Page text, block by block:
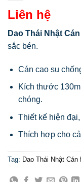
Liên hệ
Dao Thái Nhật
sắc bén.
Cán cao su
Kích thước
chóng.
Thiết kế hiện
Thích hợp cho
Tag: Dao Thái Nhật Cán